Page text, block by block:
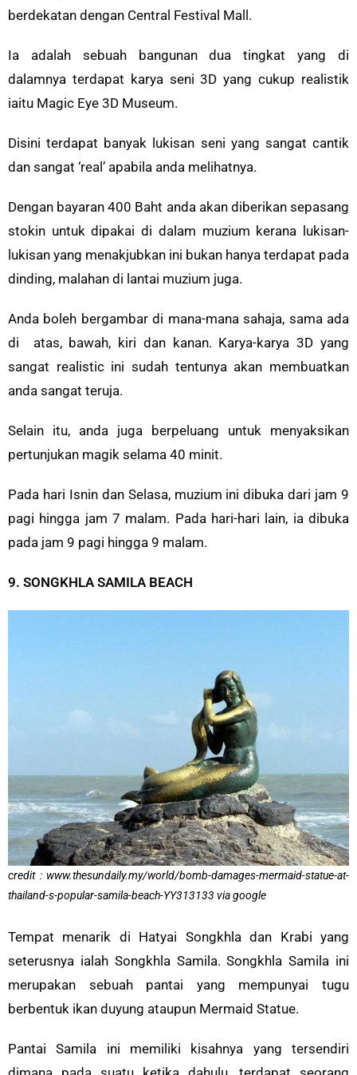
berdekatan dengan Central Festival Mall.
Ia adalah sebuah bangunan dua tingkat yang di
dalamnya terdapat karya seni 3D yang cukup realistik
iaitu Magic Eye 3D Museum.
Disini terdapat banyak lukisan seni yang sangat cantik
dan sangat ‘real’ apabila anda melihatnya.
Dengan bayaran 400 Baht anda akan diberikan sepasang
stokin untuk dipakai di dalam muzium kerana lukisan-
lukisan yang menakjubkan ini bukan hanya terdapat pada
dinding, malahan di lantai muzium juga.
Anda boleh bergambar di mana-mana sahaja, sama ada
di atas, bawah, kiri dan kanan. Karya-karya 3D yang
sangat realistic ini sudah tentunya akan membuatkan
anda sangat teruja.
Selain itu, anda juga berpeluang untuk menyaksikan
pertunjukan magik selama 40 minit.
Pada hari Isnin dan Selasa, muzium ini dibuka dari jam 9
pagi hingga jam 7 malam. Pada hari-hari lain, ia dibuka
pada jam 9 pagi hingga 9 malam.
9. SONGKHLA SAMILA BEACH
credit : www.thesundaily.my/world/bomb-damages-mermaid-statue-at-
thailand-s-popular-samila-beach-YY313133 via google
Tempat menarik di Hatyai Songkhla dan Krabi yang
seterusnya ialah Songkhla Samila. Songkhla Samila ini
merupakan sebuah pantai yang mempunyai tugu
berbentuk ikan duyung ataupun Mermaid Statue.
Pantai Samila ini memiliki kisahnya yang tersendiri